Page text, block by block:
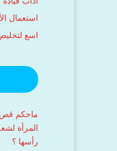
استعمال
اسع
ماحكم قص
المرأة
رأسها ؟